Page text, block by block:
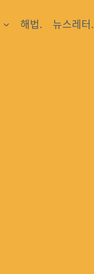
해법. 뉴스레터.